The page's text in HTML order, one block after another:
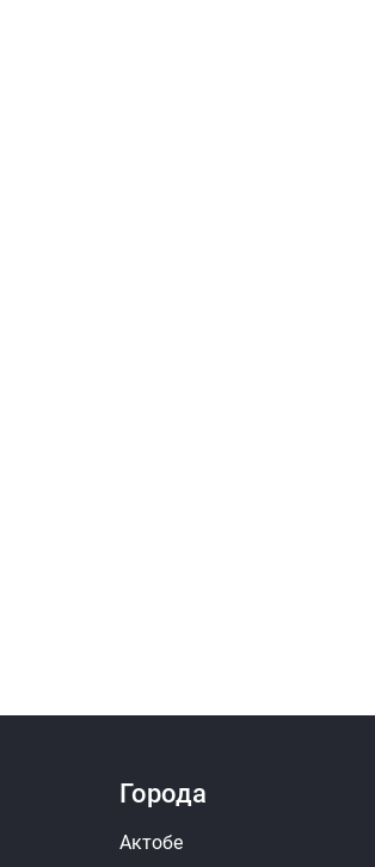
Города
Актобе